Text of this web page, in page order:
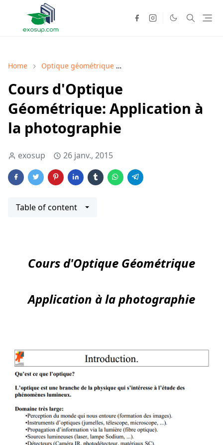
Home Optique géométrique
Cours d'Optique
Géométrique: Application à
la photographie
exosup 26 janv., 2015
Table of content
Cours d'Optique Géométrique
Application à la photographie